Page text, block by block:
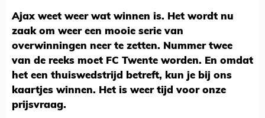
Ajax weet weer wat winnen is. Het wordt nu
zaak om weer een mooie serie van
overwinningen neer te zetten. Nummer twee
van de reeks moet FC Twente worden. En omdat
het een thuiswedstrijd betreft, kun je bij ons
kaartjes winnen. Het is weer tijd voor onze
prijsvraag.